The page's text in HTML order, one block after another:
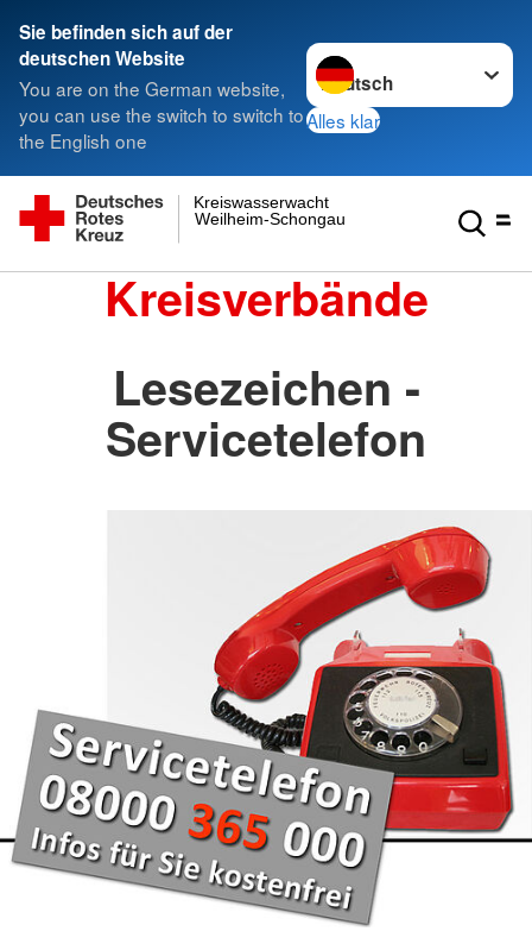
Sie befinden sich auf der
deutschen Website
You are on the German website,
you can use the switch to switch to
the English one
Sprache wechseln zu
Alles klar
Weilheim-Schongau
Kreiswasserwacht
Kreisverbände
Lesezeichen -
Servicetelefon